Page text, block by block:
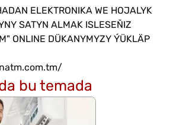
ELEKTRONIKA WE HOJALYK
SATYN ALMAK ISLESEŇIZ
ONLINE DÜKANYMYZY ÝÜKLÄP
bu temada